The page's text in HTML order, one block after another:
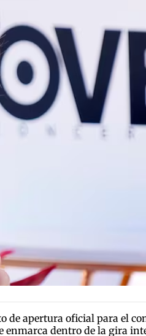
de apertura oficial para el
enmarca dentro de la gira